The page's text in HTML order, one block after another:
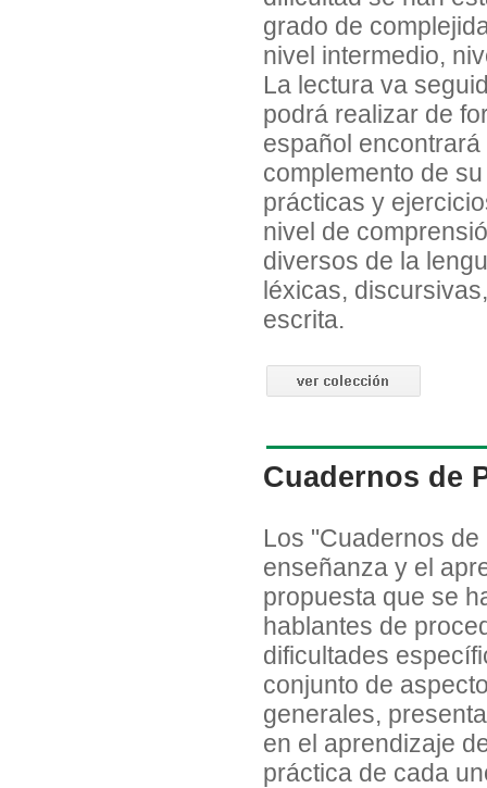
grado de
nivel intermedio,
La lectura va
podrá realizar de
español
complemento de
prácticas y
nivel de
diversos de la
léxicas,
escrita.
Cuadernos de
Los "Cuadernos
enseñanza y el
propuesta que se
hablantes de
dificultades
conjunto de
generales,
en el aprendizaje
práctica de cada